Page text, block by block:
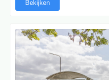
Bekijken